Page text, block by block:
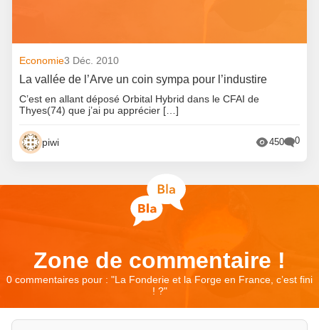
Economie3 Déc. 2010
La vallée de l’Arve un coin sympa pour l’industire
C’est en allant déposé Orbital Hybrid dans le CFAI de
Thyes(74) que j’ai pu apprécier […]
piwi 450 0
Zone de commentaire !
0 commentaires pour : "La Fonderie et la Forge en France, c’est fini
! ?"